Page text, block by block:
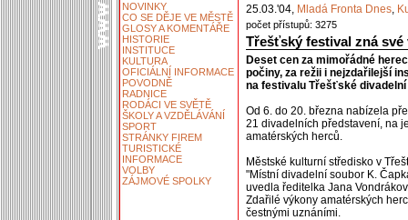
NOVINKY
CO SE DĚJE VE MĚSTĚ
GLOSY A KOMENTÁŘE
HISTORIE
INSTITUCE
KULTURA
OFICIÁLNÍ INFORMACE
POVODNĚ
RADNICE
RODÁCI VE SVĚTĚ
ŠKOLY A VZDĚLÁVÁNÍ
SPORT
STRÁNKY FIREM
TURISTICKÉ
INFORMACE
VOLBY
ZÁJMOVÉ SPOLKY
25.03.'04, Mladá Fronta Dnes,
počet přístupů: 3275
Třešťský festival zná své
Deset cen za mimořádné
počiny, za režii i nejzdařilejší
na festivalu Třešťské divadelní
Od 6. do 20. března nabízela
21 divadelních představení, na
amatérských herců.
Městské kulturní středisko v
"Místní divadelní soubor K.
uvedla ředitelka Jana
Zdařilé výkony amatérských
čestnými uznáními.